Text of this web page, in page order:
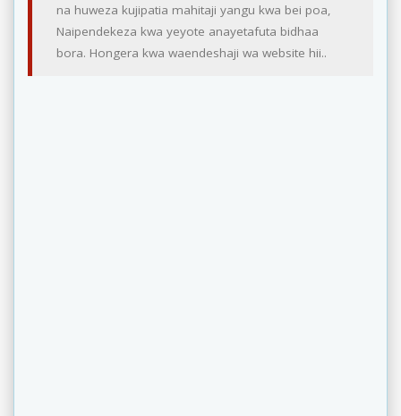
na huweza kujipatia mahitaji yangu kwa bei poa,
Naipendekeza kwa yeyote anayetafuta bidhaa
bora. Hongera kwa waendeshaji wa website hii..